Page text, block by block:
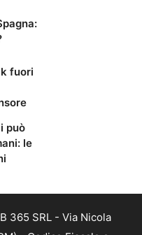
fuori
può
le
365 SRL - Via Nicola